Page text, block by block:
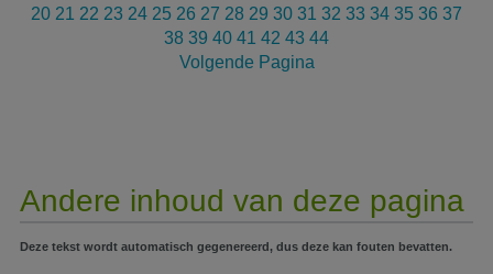
20 21 22 23 24 25 26 27 28 29 30 31 32 33 34 35 36 37
38 39 40 41 42 43 44
Volgende Pagina
Andere inhoud van deze pagina
Deze tekst wordt automatisch gegenereerd, dus deze kan fouten bevatten.